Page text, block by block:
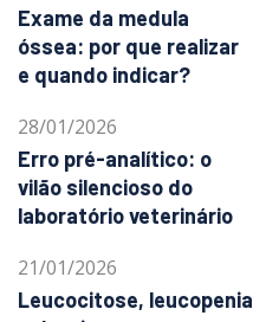
Exame da medula
óssea: por que realizar
e quando indicar?
28/01/2026
Erro pré-analítico: o
vilão silencioso do
laboratório veterinário
21/01/2026
Leucocitose, leucopenia